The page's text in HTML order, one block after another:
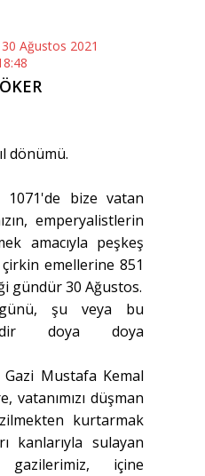
Ağustos 2021
dönümü.
1071'de bize vatan
emperyalistlerin
amacıyla peşkeş
emellerine 851
gündür 30 Ağustos.
şu veya bu
doya doya
Mustafa Kemal
vatanımızı düşman
kurtarmak
kanlarıyla sulayan
içine